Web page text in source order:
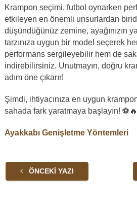
Krampon seçimi, futbol oynarken
etkileyen en önemli unsurlardan
düşündüğünüz zemine, ayağınızın
tarzınıza uygun bir model seçerek
performans sergileyebilir hem de
indirebilirsiniz. Unutmayın, doğru
adım öne çıkarır!
Şimdi, ihtiyacınıza en uygun
sahada fark yaratmaya başlayın! ⚽🔥
Ayakkabı Genişletme Yöntemleri
ÖNCEKI YAZI